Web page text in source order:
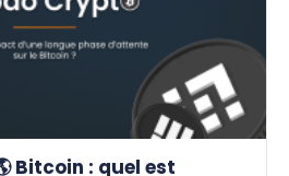
Bitcoin : quel est